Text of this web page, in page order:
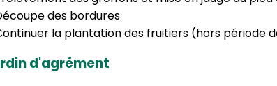
des bordures
la plantation des fruitiers (hors période
d'agrément